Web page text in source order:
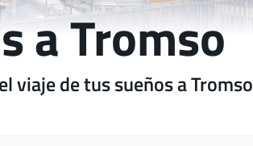
a Tromso
viaje de tus sueños a Tromso